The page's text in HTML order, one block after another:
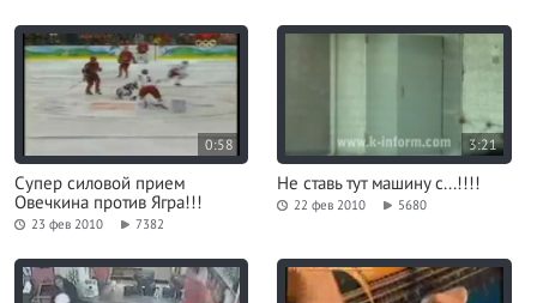
0:58
Супер силовой прием
Овечкина против Ягра!!!
23 фев 2010 7382
3:21
Не ставь тут машину с...!!!!
22 фев 2010 5680